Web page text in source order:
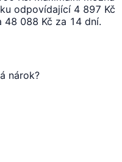
odpovídající 4 897 Kč
088 Kč za 14 dní.
nárok?